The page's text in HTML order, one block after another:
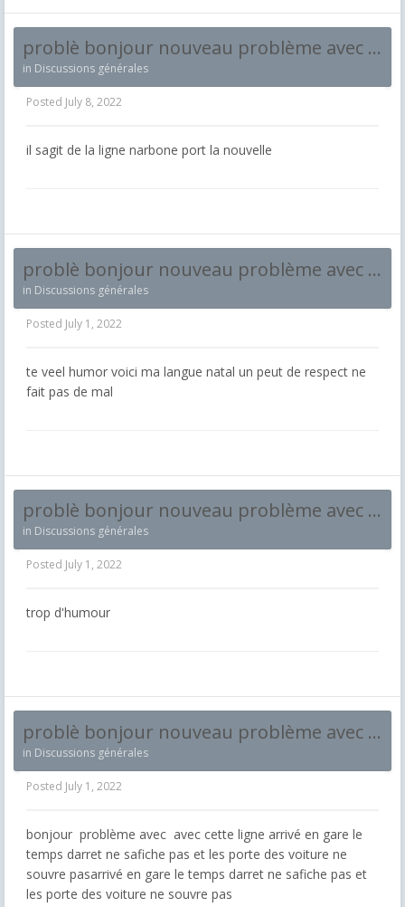
problè bonjour nouveau problème avec cette ligne arrivé en gare le temps darret ne safiche pas et les porte des voiture ne souvre pas
in Discussions générales
Posted July 8, 2022
il sagit de la ligne narbone port la nouvelle
problè bonjour nouveau problème avec cette ligne arrivé en gare le temps darret ne safiche pas et les porte des voiture ne souvre pas
in Discussions générales
Posted July 1, 2022
te veel humor voici ma langue natal un peut de respect ne
fait pas de mal
problè bonjour nouveau problème avec cette ligne arrivé en gare le temps darret ne safiche pas et les porte des voiture ne souvre pas
in Discussions générales
Posted July 1, 2022
trop d'humour
problè bonjour nouveau problème avec cette ligne arrivé en gare le temps darret ne safiche pas et les porte des voiture ne souvre pas
in Discussions générales
Posted July 1, 2022
bonjour problème avec avec cette ligne arrivé en gare le
temps darret ne safiche pas et les porte des voiture ne
souvre pasarrivé en gare le temps darret ne safiche pas et
les porte des voiture ne souvre pas